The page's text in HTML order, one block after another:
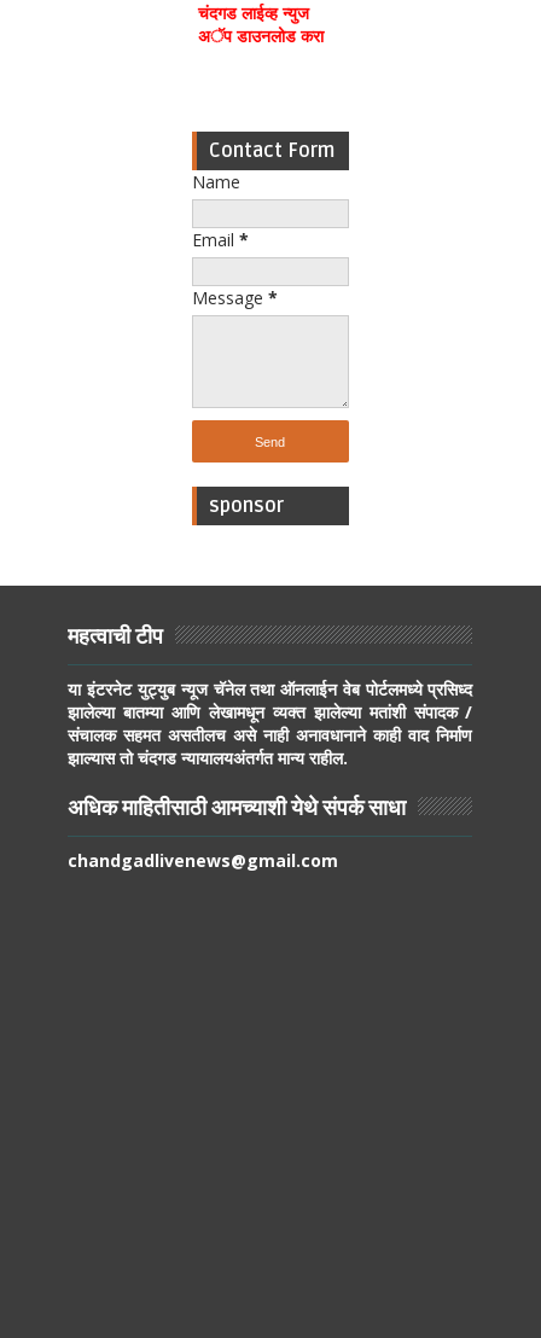
चंदगड लाईव्ह न्युज
अॅप डाउनलोड करा
Contact Form
Name
Email *
Message *
sponsor
महत्वाची टीप
या इंटरनेट युट्युब न्यूज चॅनेल तथा ऑनलाईन वेब पोर्टलमध्ये प्रसिध्द
झालेल्या बातम्या आणि लेखामधून व्यक्त झालेल्या मतांशी संपादक /
संचालक सहमत असतीलच असे नाही अनावधानाने काही वाद निर्माण
झाल्यास तो चंदगड न्यायालयअंतर्गत मान्य राहील.
अधिक माहितीसाठी आमच्याशी येथे संपर्क साधा
chandgadlivenews@gmail.com